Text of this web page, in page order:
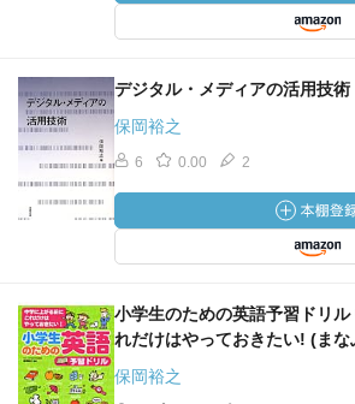
デジタル・メディアの活用技術
保岡裕之
6 0.00 2
小学生のための英語予習ドリル
れだけはやっておきたい! (まな
保岡裕之